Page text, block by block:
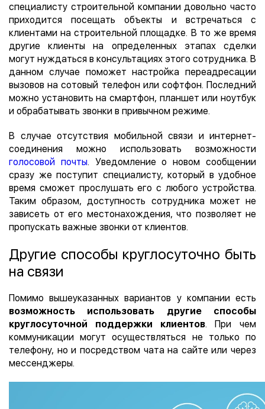
специалисту строительной компании довольно часто
приходится посещать объекты и встречаться с
клиентами на строительной площадке. В то же время
другие клиенты на определенных этапах сделки
могут нуждаться в консультациях этого сотрудника. В
данном случае поможет настройка переадресации
вызовов на сотовый телефон или софтфон. Последний
можно установить на смартфон, планшет или ноутбук
и обрабатывать звонки в привычном режиме.
В случае отсутствия мобильной связи и интернет-
соединения можно использовать возможности
голосовой почты. Уведомление о новом сообщении
сразу же поступит специалисту, который в удобное
время сможет прослушать его с любого устройства.
Таким образом, доступность сотрудника может не
зависеть от его местонахождения, что позволяет не
пропускать важные звонки от клиентов.
Другие способы круглосуточно быть
на связи
Помимо вышеуказанных вариантов у компании есть
возможность использовать другие способы
круглосуточной поддержки клиентов. При чем
коммуникации могут осуществляться не только по
телефону, но и посредством чата на сайте или через
мессенджеры.